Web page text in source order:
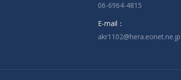
06-6964-4815
E-mail：
akr1102@hera.eonet.ne.jp